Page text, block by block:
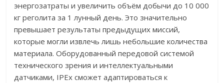
энергозатраты и увеличить объём добычи до 10 000
кг реголита за 1 лунный день. Это значительно
превышает результаты предыдущих миссий,
которые могли извлечь лишь небольшие количества
материала. Оборудованный передовой системой
технического зрения и интеллектуальными
датчиками, IPEx сможет адаптироваться к